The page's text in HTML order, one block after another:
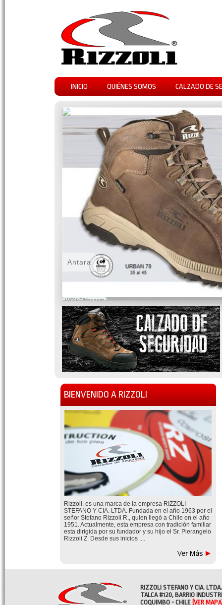
INICIO QUIÉNES SOMOS CALZADO DE
WOWSlider.com
Antara
BIENVENIDO A RIZZOLI
Rizzoli, es una marca de la empresa RIZZOLI
STEFANO Y CIA. LTDA. Fundada en el año 1963 por el
señor Stefano Rizzoli R., quien llegó a Chile en el año
1951. Actualmente, esta empresa con tradición familiar
esta dirigida por su fundador y su hijo el Sr. Pierangelo
Rizzoli Z. Desde sus inicios ....
RIZZOLI STEFANO Y CIA. LTDA.
TALCA #120, BARRIO
COQUIMBO - CHILE [VER